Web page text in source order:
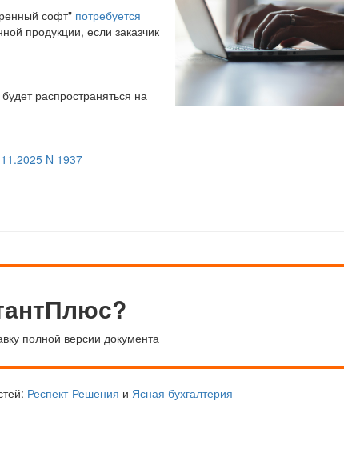
софт" потребуется
продукции, если заказчик
распространяться на
N 1937
полной версии документа
Респект-Решения и Ясная бухгалтерия